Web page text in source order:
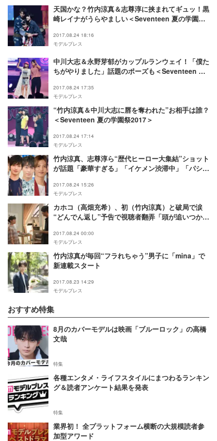
天国かな？竹内涼真＆志尊淳に挟まれてギュッ！黒
崎レイナがうらやましい＜Seventeen 夏の学園祭
2017.08.24 18:16
モデルプレス
中川大志＆永野芽郁がカップルランウェイ！「僕た
ちがやりました」話題のポーズも＜Seventeen 夏
2017.08.24 17:35
モデルプレス
“竹内涼真＆中川大志に唇を奪われた”お相手は誰？
＜Seventeen 夏の学園祭2017＞
2017.08.24 17:14
モデルプレス
竹内涼真、志尊淳ら“歴代ヒーロー大集結”ショット
が話題「豪華すぎる」「イケメン渋滞中」「パシフ
2017.08.24 15:26
モデルプレス
カホコ（高畑充希）、初（竹内涼真）と破局で涙
“どんでん返し”予告で視聴者翻弄「頭が追いつかな
2017.08.24 00:00
モデルプレス
竹内涼真が毎回“フラれちゃう”男子に「mina」で
新連載スタート
2017.08.23 14:29
モデルプレス
おすすめ特集
8月のカバーモデルは映画「ブルーロック」の高橋
文哉
特集
各種エンタメ・ライフスタイルにまつわるランキン
グ＆読者アンケート結果を発表
特集
業界初！ 全プラットフォーム横断の大規模読者参
加型アワード